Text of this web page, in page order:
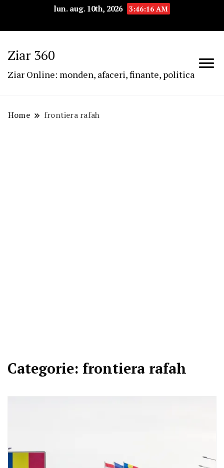
lun. aug. 10th, 2026 3:46:16 AM
Ziar 360
Ziar Online: monden, afaceri, finante, politica
Home frontiera rafah
Categorie: frontiera rafah